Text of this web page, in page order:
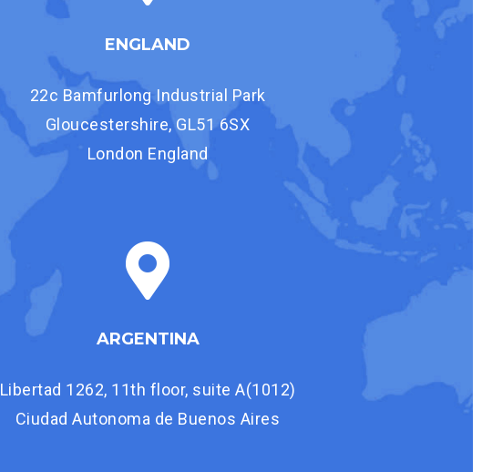
ENGLAND
22c Bamfurlong Industrial Park
Gloucestershire, GL51 6SX
London England
ARGENTINA
Libertad 1262, 11th floor, suite A(1012)
Ciudad Autonoma de Buenos Aires